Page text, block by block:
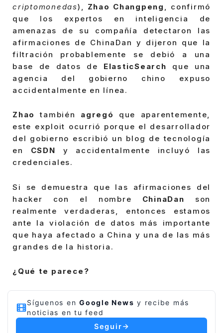
criptomonedas), Zhao Changpeng , confirmó
que los expertos en inteligencia de
amenazas de su compañía detectaron las
afirmaciones de ChinaDan y dijeron que la
filtración probablemente se debió a una
base de datos de ElasticSearch que una
agencia del gobierno chino expuso
accidentalmente en línea.
Zhaotambién agregó que aparentemente,
este exploit ocurrió porque el desarrollador
del gobierno escribió un blog de tecnología
en CSDN y accidentalmente incluyó las
credenciales.
Si se demuestra que las afirmaciones del
hacker con el nombre ChinaDan son
realmente verdaderas, entonces estamos
ante la violación de datos más importante
que haya afectado a China y una de las más
grandes de la historia.
¿Qué te parece?
Síguenos en Google News y recibe más
noticias en tu feed
Seguir